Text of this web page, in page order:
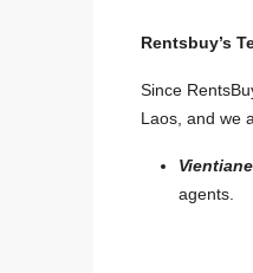
Rentsbuy’s
Since
Laos, and we
agents.